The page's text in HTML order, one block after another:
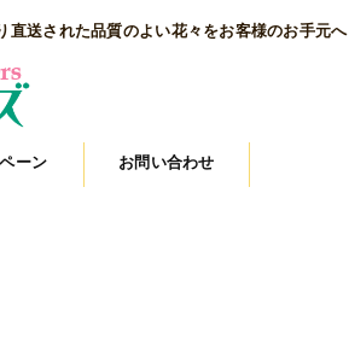
送された品質のよい花々をお客様のお手元へ
ーン お問い合わせ